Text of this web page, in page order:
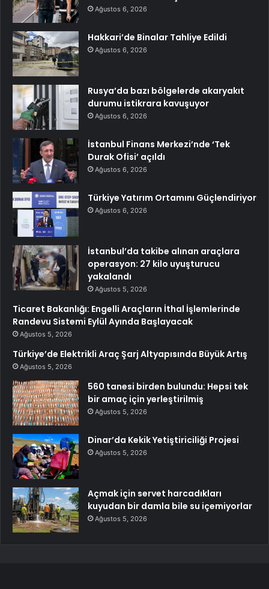
Ağustos 6, 2026
Hakkari’de Binalar Tahliye Edildi
Ağustos 6, 2026
Rusya’da bazı bölgelerde akaryakıt
durumu istikrara kavuşuyor
Ağustos 6, 2026
İstanbul Finans Merkezi’nde ‘Tek
Durak Ofisi’ açıldı
Ağustos 6, 2026
Türkiye Yatırım Ortamını Güçlendiriyor
Ağustos 6, 2026
İstanbul’da takibe alınan araçlara
operasyon: 27 kilo uyuşturucu
yakalandı
Ağustos 5, 2026
Ticaret Bakanlığı: Engelli Araçların İthal İşlemlerinde
Randevu Sistemi Eylül Ayında Başlayacak
Ağustos 5, 2026
Türkiye’de Elektrikli Araç Şarj Altyapısında Büyük Artış
Ağustos 5, 2026
560 tanesi birden bulundu: Hepsi tek
bir amaç için yerleştirilmiş
Ağustos 5, 2026
Dinar’da Kekik Yetiştiriciliği Projesi
Ağustos 5, 2026
Açmak için servet harcadıkları
kuyudan bir damla bile su içemiyorlar
Ağustos 5, 2026